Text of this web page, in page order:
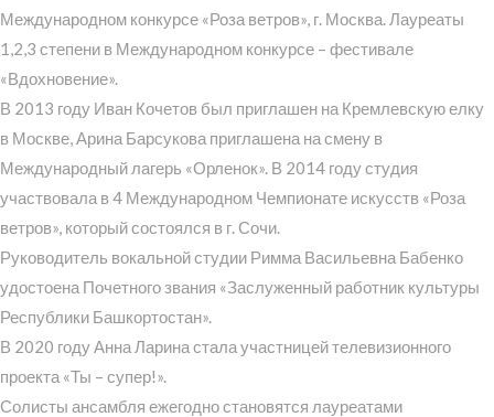
Международном конкурсе «Роза ветров», г. Москва. Лауреаты
1,2,3 степени в Международном конкурсе – фестивале
«Вдохновение».
В 2013 году Иван Кочетов был приглашен на Кремлевскую елку
в Москве, Арина Барсукова приглашена на смену в
Международный лагерь «Орленок». В 2014 году студия
участвовала в 4 Международном Чемпионате искусств «Роза
ветров», который состоялся в г. Сочи.
Руководитель вокальной студии Римма Васильевна Бабенко
удостоена Почетного звания «Заслуженный работник культуры
Республики Башкортостан».
В 2020 году Анна Ларина стала участницей телевизионного
проекта «Ты – супер!».
Солисты ансамбля ежегодно становятся лауреатами